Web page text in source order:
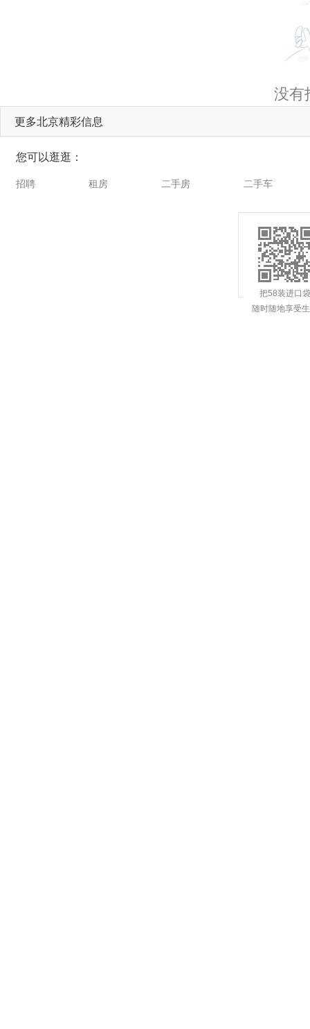
没有
更多北京精彩信息
您可以逛逛：
招聘 租房 二手房 二手车
把58装进口袋
随时随地享受